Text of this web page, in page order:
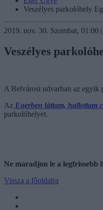
Veszélyes parkolóhely
2019. nov. 30. Szombat, 01:00
Veszélyes
A Belvárosi udvarban az egyik
Az Egerben láttam, hallottam
parkolóhelyet.
Ne maradjon le a
Vissza a főoldalra